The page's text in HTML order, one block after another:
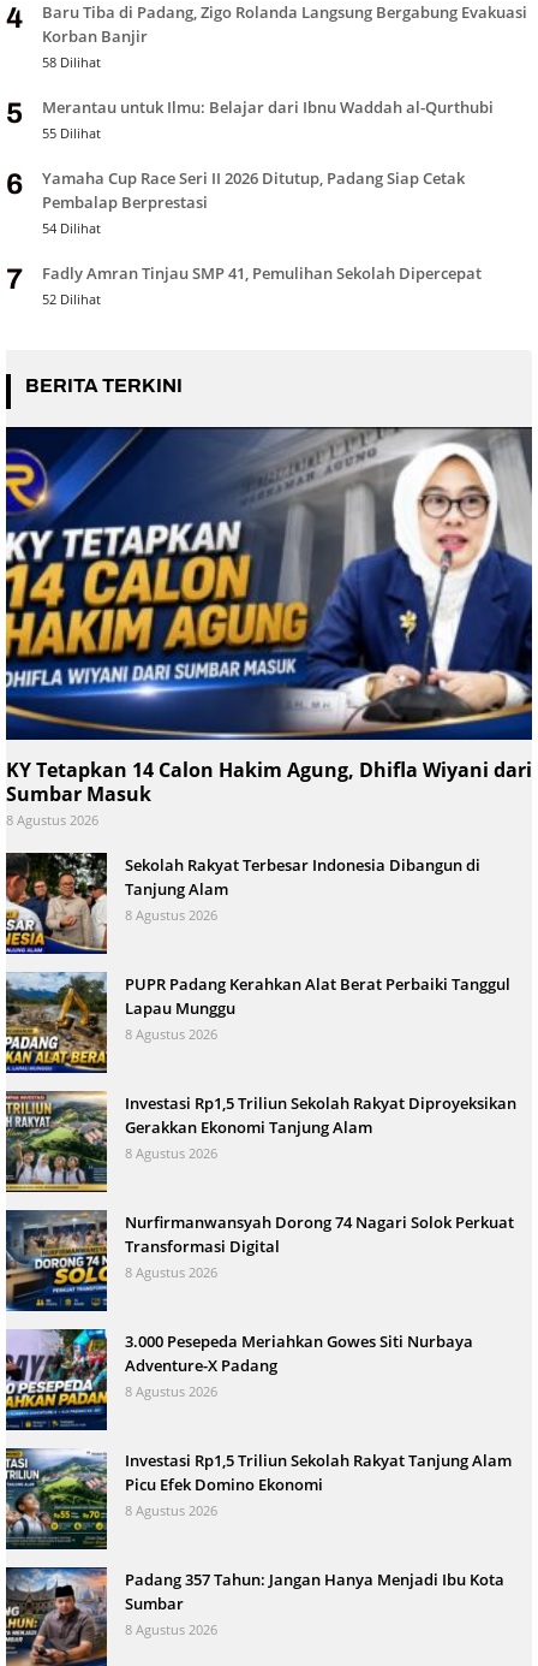
4
Baru Tiba di Padang, Zigo Rolanda Langsung Bergabung Evakuasi
Korban Banjir
58 Dilihat
5 Merantau untuk Ilmu: Belajar dari Ibnu Waddah al-Qurthubi
55 Dilihat
6
Yamaha Cup Race Seri II 2026 Ditutup, Padang Siap Cetak
Pembalap Berprestasi
54 Dilihat
7 Fadly Amran Tinjau SMP 41, Pemulihan Sekolah Dipercepat
52 Dilihat
BERITA TERKINI
KY Tetapkan 14 Calon Hakim Agung, Dhifla Wiyani dari
Sumbar Masuk
8 Agustus 2026
Sekolah Rakyat Terbesar Indonesia Dibangun di
Tanjung Alam
8 Agustus 2026
PUPR Padang Kerahkan Alat Berat Perbaiki Tanggul
Lapau Munggu
8 Agustus 2026
Investasi Rp1,5 Triliun Sekolah Rakyat Diproyeksikan
Gerakkan Ekonomi Tanjung Alam
8 Agustus 2026
Nurfirmanwansyah Dorong 74 Nagari Solok Perkuat
Transformasi Digital
8 Agustus 2026
3.000 Pesepeda Meriahkan Gowes Siti Nurbaya
Adventure-X Padang
8 Agustus 2026
Investasi Rp1,5 Triliun Sekolah Rakyat Tanjung Alam
Picu Efek Domino Ekonomi
8 Agustus 2026
Padang 357 Tahun: Jangan Hanya Menjadi Ibu Kota
Sumbar
8 Agustus 2026